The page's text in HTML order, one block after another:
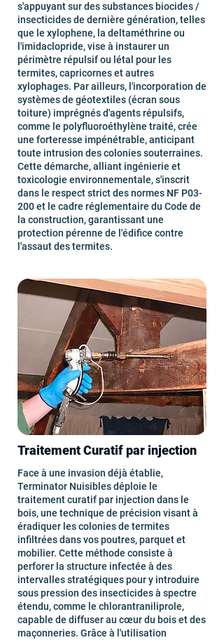
s'appuyant sur des substances biocides /
insecticides de dernière génération, telles
que le xylophene, la deltaméthrine ou
l'imidaclopride, vise à instaurer un
périmètre répulsif ou létal pour les
termites, capricornes et autres
xylophages. Par ailleurs, l'incorporation de
systèmes de géotextiles (écran sous
toiture) imprégnés d'agents répulsifs,
comme le polyfluoroéthylène traité, crée
une forteresse impénétrable, anticipant
toute intrusion des colonies souterraines.
Cette démarche, alliant ingénierie et
toxicologie environnementale, s'inscrit
dans le respect strict des normes NF P03-
200 et le cadre réglementaire du Code de
la construction, garantissant une
protection pérenne de l'édifice contre
l'assaut des termites.
Traitement Curatif par injection
Face à une invasion déjà établie,
Terminator Nuisibles déploie le
traitement curatif par injection dans le
bois, une technique de précision visant à
éradiquer les colonies de termites
infiltrées dans vos poutres, parquet et
mobilier. Cette méthode consiste à
perforer la structure infectée à des
intervalles stratégiques pour y introduire
sous pression des insecticides à spectre
étendu, comme le chlorantraniliprole,
capable de diffuser au cœur du bois et des
maçonneries. Grâce à l'utilisation